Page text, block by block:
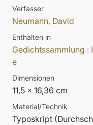
Verfasser
Neumann, David
Enthalten in
Gedichtssammlung :
e
Dimensionen
11,5 x 16,36 cm
Material/Technik
Typoskript